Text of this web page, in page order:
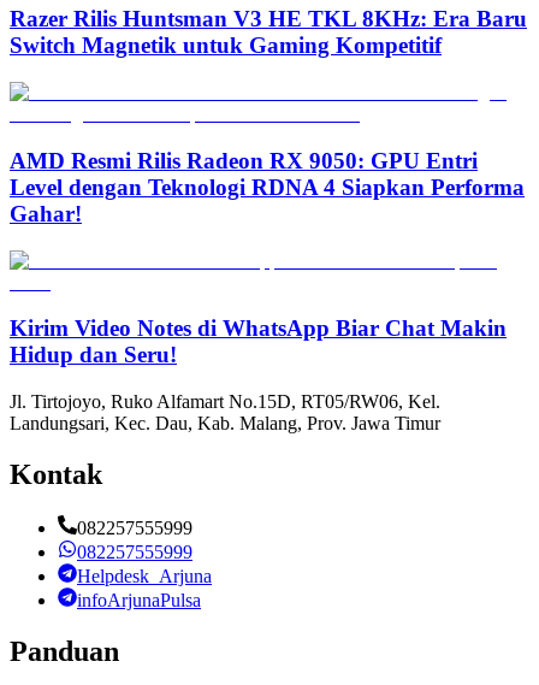
Razer Rilis Huntsman V3 HE TKL 8KHz: Era Baru
Switch Magnetik untuk Gaming Kompetitif
AMD Resmi Rilis Radeon RX 9050: GPU Entri
Level dengan Teknologi RDNA 4 Siapkan Performa
Gahar!
Kirim Video Notes di WhatsApp Biar Chat Makin
Hidup dan Seru!
Jl. Tirtojoyo, Ruko Alfamart No.15D, RT05/RW06, Kel.
Landungsari, Kec. Dau, Kab. Malang, Prov. Jawa Timur
Kontak
082257555999
082257555999
Helpdesk_Arjuna
infoArjunaPulsa
Panduan